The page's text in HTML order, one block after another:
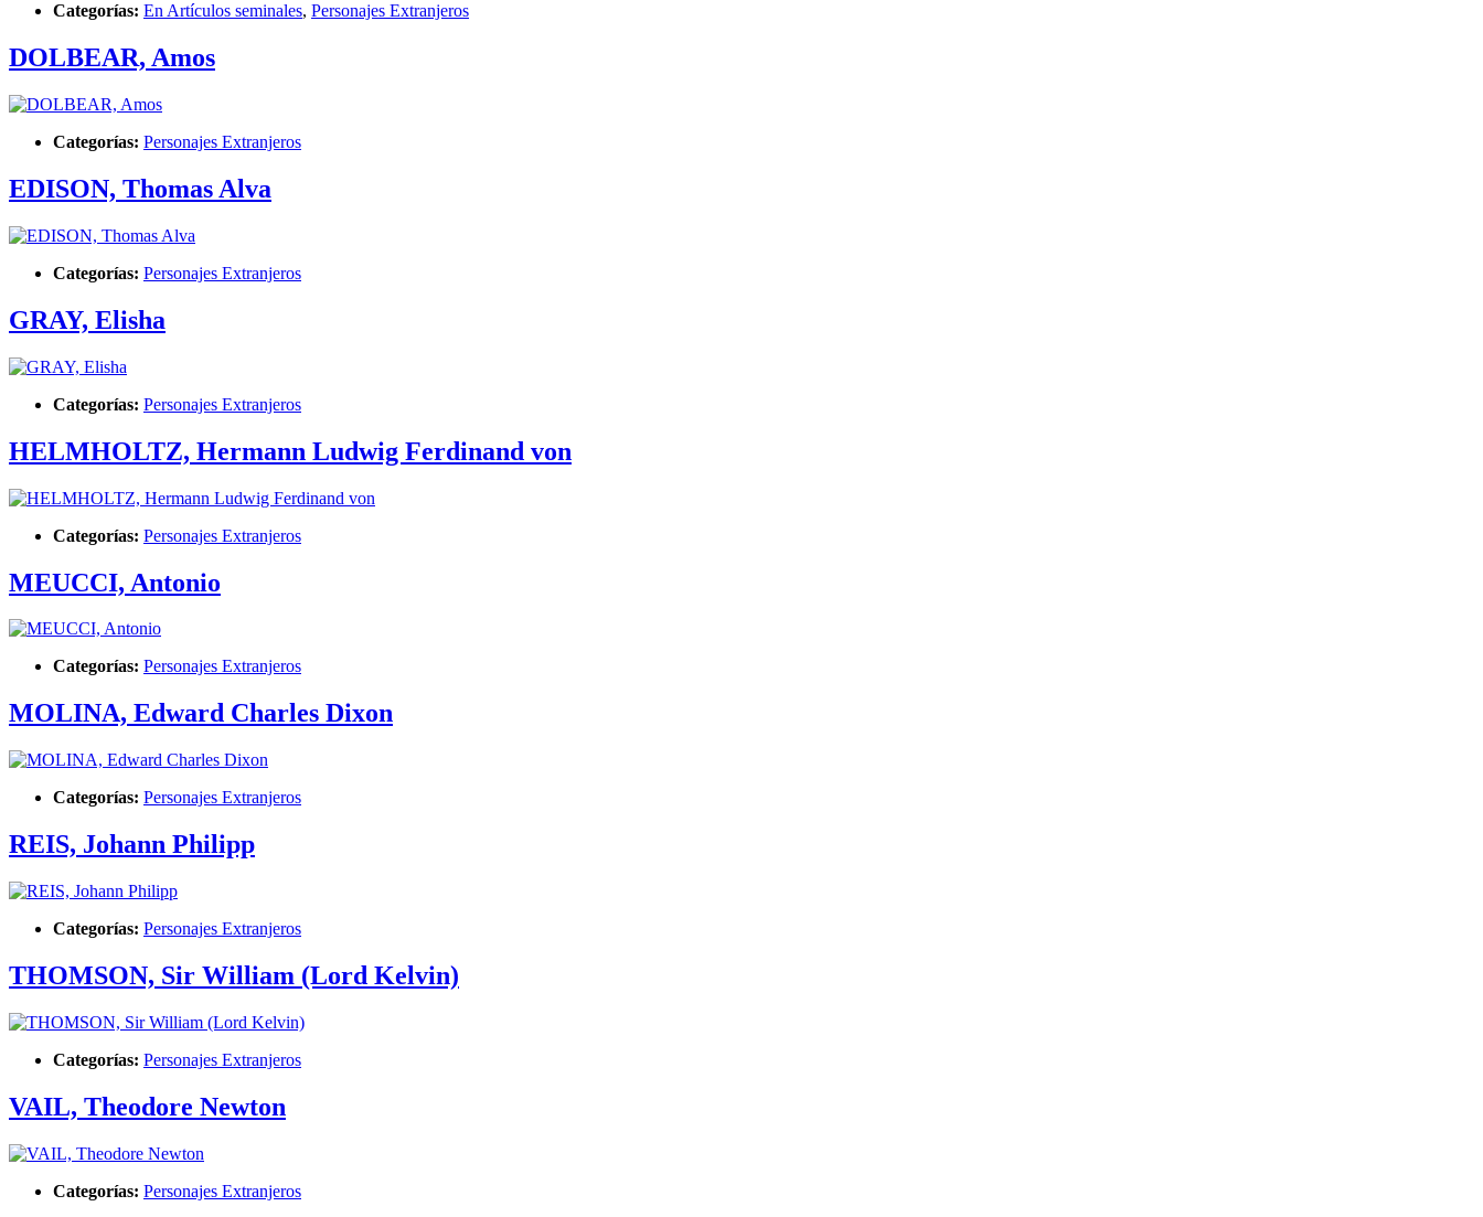
Categorías: En Artículos seminales, Personajes Extranjeros
DOLBEAR, Amos
Categorías: Personajes Extranjeros
EDISON, Thomas Alva
Categorías: Personajes Extranjeros
GRAY, Elisha
Categorías: Personajes Extranjeros
HELMHOLTZ, Hermann Ludwig Ferdinand von
Categorías: Personajes Extranjeros
MEUCCI, Antonio
Categorías: Personajes Extranjeros
MOLINA, Edward Charles Dixon
Categorías: Personajes Extranjeros
REIS, Johann Philipp
Categorías: Personajes Extranjeros
THOMSON, Sir William (Lord Kelvin)
Categorías: Personajes Extranjeros
VAIL, Theodore Newton
Categorías: Personajes Extranjeros